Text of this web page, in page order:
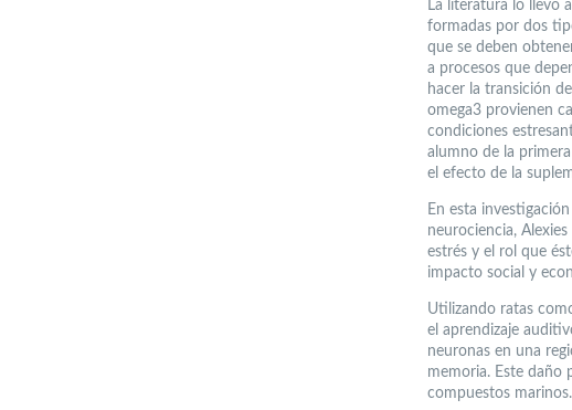
La literatura lo llevo
formadas por dos
que se deben
a procesos que
hacer la transición
omega3 provienen
condiciones
alumno de la
el efecto de la
En esta
neurociencia,
estrés y el rol que
impacto social y
Utilizando ratas
el aprendizaje
neuronas en una
memoria. Este daño
compuestos marinos.